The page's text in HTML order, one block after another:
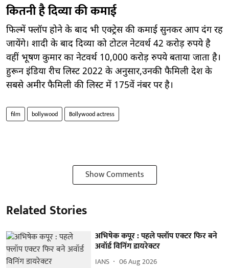
कितनी है दिव्या की कमाई
फिल्में फ्लॉप होने के बाद भी एक्ट्रेस की कमाई सुनकर आप दंग रह
जायेंगे। शादी के बाद दिव्या को टोटल नेटवर्थ 42 करोड़ रुपये है
वहीं भूषण कुमार का नेटवर्थ 10,000 करोड़ रुपये बताया जाता है।
हुरून इंडिया रीच लिस्ट 2022 के अनुसार,उनकी फैमिली देश के
सबसे अमीर फैमिली की लिस्ट में 175वें नंबर पर है।
film bollywood Bollywood actress
Show Comments
Related Stories
अभिषेक कपूर : पहले फ्लॉप एक्टर फिर बने
अवॉर्ड विनिंग डायरेक्टर
IANS 06 Aug 2026